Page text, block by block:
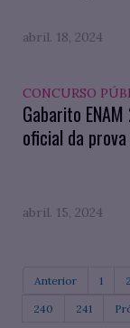
abril. 18, 2024
CONCURSO
Gabarito
oficial da prova
abril. 15, 2024
Anterior 1 2
240 241